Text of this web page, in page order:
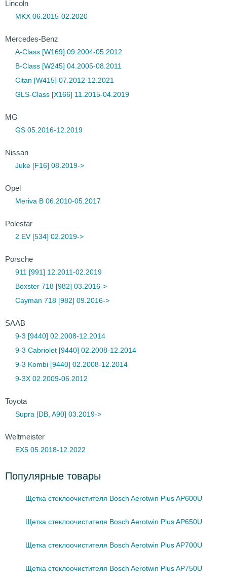
Lincoln
MKX 06.2015-02.2020
Mercedes-Benz
A-Class [W169] 09.2004-05.2012
B-Class [W245] 04.2005-08.2011
Citan [W415] 07.2012-12.2021
GLS-Class [X166] 11.2015-04.2019
MG
GS 05.2016-12.2019
Nissan
Juke [F16] 08.2019->
Opel
Meriva B 06.2010-05.2017
Polestar
2 EV [534] 02.2019->
Porsche
911 [991] 12.2011-02.2019
Boxster 718 [982] 03.2016->
Cayman 718 [982] 09.2016->
SAAB
9-3 [9440] 02.2008-12.2014
9-3 Cabriolet [9440] 02.2008-12.2014
9-3 Kombi [9440] 02.2008-12.2014
9-3X 02.2009-06.2012
Toyota
Supra [DB, A90] 03.2019->
Weltmeister
EX5 05.2018-12.2022
Популярные товары
Щетка стеклоочистителя Bosch Aerotwin Plus AP600U
Щетка стеклоочистителя Bosch Aerotwin Plus AP650U
Щетка стеклоочистителя Bosch Aerotwin Plus AP700U
Щетка стеклоочистителя Bosch Aerotwin Plus AP750U